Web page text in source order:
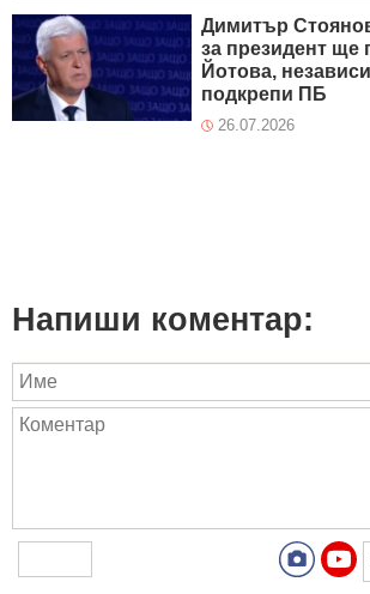
Димитър
за президент ще
Йотова,
подкрепи ПБ
26.07.2026
Напиши коментар: